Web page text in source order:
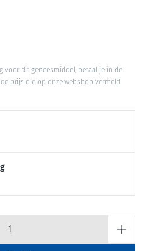
voor dit geneesmiddel, betaal je in de
prijs die op onze webshop vermeld